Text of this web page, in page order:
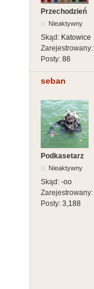
Przechodzień
Nieaktywny
Skąd: Katowice
Zarejestrowany:
Posty: 86
seban
Podkasetarz
Nieaktywny
Skąd: -oo
Zarejestrowany:
Posty: 3,188